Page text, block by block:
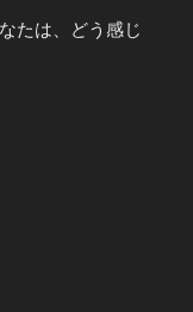
たは、どう感じ